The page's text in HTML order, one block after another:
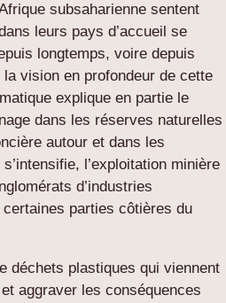
subsaharienne sentent
leurs pays d’accueil se
longtemps, voire depuis
vision en profondeur de cette
explique en partie le
dans les réserves naturelles
autour et dans les
l’exploitation minière
d’industries
parties côtières du
déchets plastiques qui viennent
aggraver les conséquences